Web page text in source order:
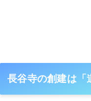
長谷寺の創建は「